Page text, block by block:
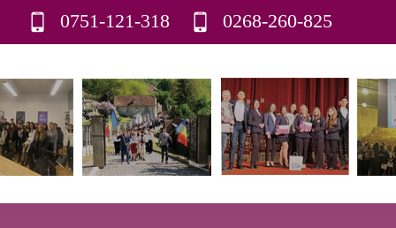
0751-121-318 0268-260-825